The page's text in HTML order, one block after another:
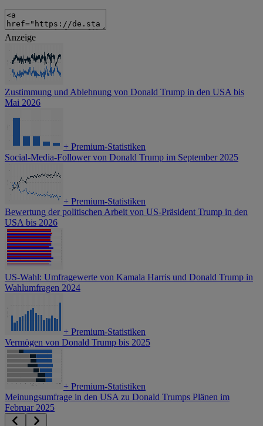
Anzeige
Zustimmung und Ablehnung von Donald Trump in den USA bis
Mai 2026
+ Premium-Statistiken
Social-Media-Follower von Donald Trump im September 2025
+ Premium-Statistiken
Bewertung der politischen Arbeit von US-Präsident Trump in den
USA bis 2026
US-Wahl: Umfragewerte von Kamala Harris und Donald Trump in
Wahlumfragen 2024
+ Premium-Statistiken
Vermögen von Donald Trump bis 2025
+ Premium-Statistiken
Meinungsumfrage in den USA zu Donald Trumps Plänen im
Februar 2025